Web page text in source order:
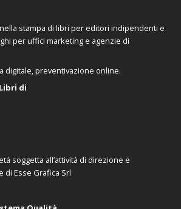
stampa di libri per editori indipendenti e
per uffici marketing e agenzie di
digitale, preventivazione online.
di
soggetta all’attività di direzione e
di Esse Grafica Srl